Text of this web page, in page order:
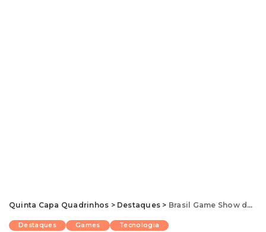
Quinta Capa Quadrinhos > Destaques > Brasil Game Show de 2018 terá criador de Shadow of the Colossus
Destaques Games Tecnologia